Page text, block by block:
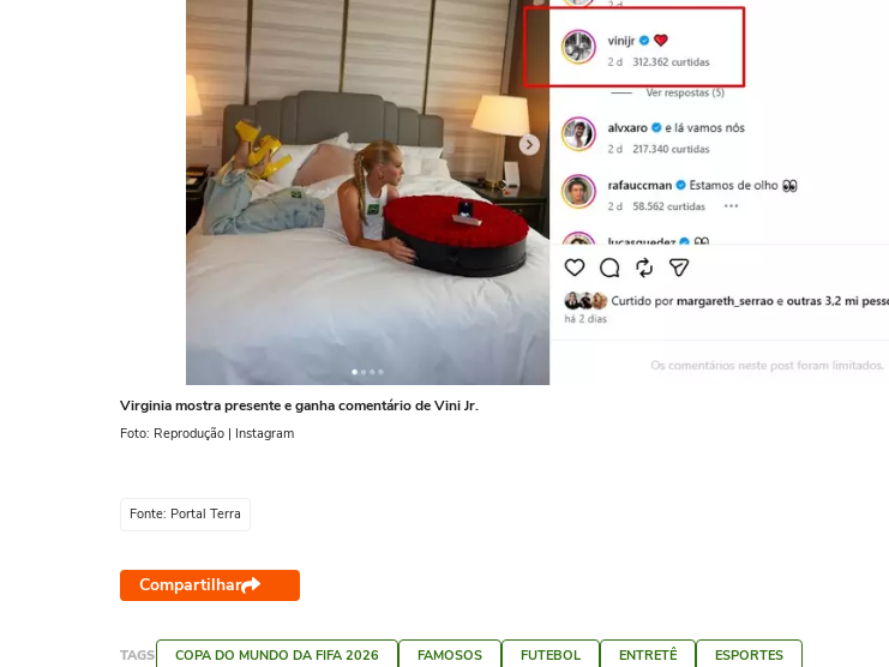
Virginia mostra presente e ganha comentário de Vini Jr.
Foto: Reprodução | Instagram
Fonte: Portal Terra
Compartilhar
TAGS COPA DO MUNDO DA FIFA 2026 FAMOSOS FUTEBOL ENTRETÊ ESPORTES